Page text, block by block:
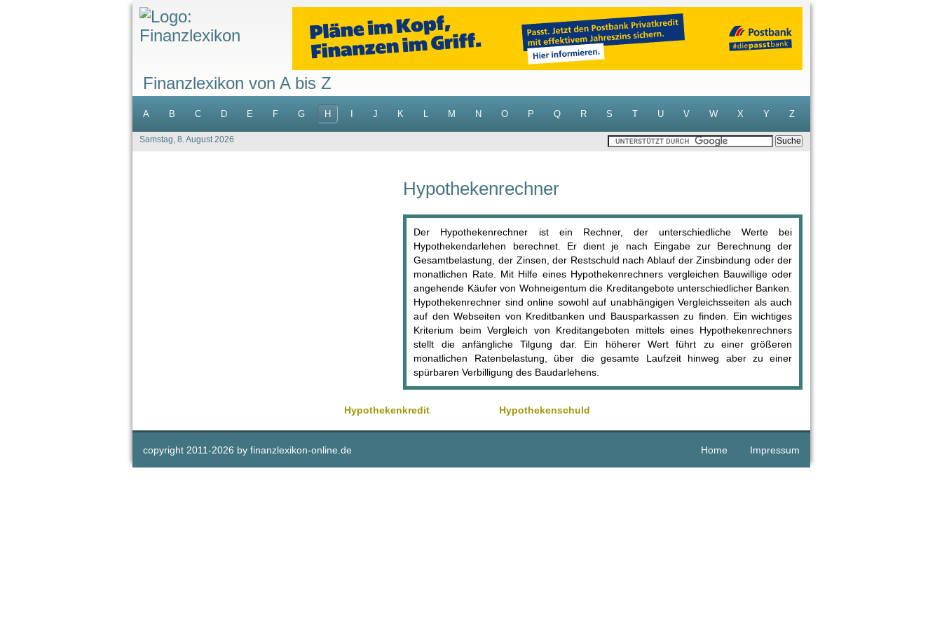
Finanzlexikon von A bis Z
A B C D E F G H J K L M N O P Q R S T U V W X Y Z
Samstag, 8. August 2026
Hypothekenrechner
Der Hypothekenrechner ist ein Rechner, der unterschiedliche Werte bei
Hypothekendarlehen berechnet. Er dient je nach Eingabe zur Berechnung der
Gesamtbelastung, der Zinsen, der Restschuld nach Ablauf der Zinsbindung oder der
monatlichen Rate. Mit Hilfe eines Hypothekenrechners vergleichen Bauwillige oder
angehende Käufer von Wohneigentum die Kreditangebote unterschiedlicher Banken.
Hypothekenrechner sind online sowohl auf unabhängigen Vergleichsseiten als auch
auf den Webseiten von Kreditbanken und Bausparkassen zu finden. Ein wichtiges
Kriterium beim Vergleich von Kreditangeboten mittels eines Hypothekenrechners
stellt die anfängliche Tilgung dar. Ein höherer Wert führt zu einer größeren
monatlichen Ratenbelastung, über die gesamte Laufzeit hinweg aber zu einer
spürbaren Verbilligung des Baudarlehens.
Hypothekenkredit Hypothekenschuld
copyright 2011-2026 by finanzlexikon-online.de Home Impressum